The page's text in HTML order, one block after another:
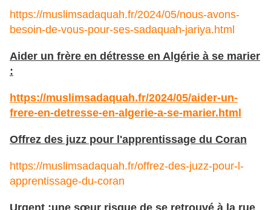
https://muslimsadaquah.fr/2024/05/nous-avons-
besoin-de-vous-pour-ses-sadaquah-jariya.html
Aider un frère en détresse en Algérie à se marier
:
https://muslimsadaquah.fr/2024/05/aider-un-
frere-en-detresse-en-algerie-a-se-marier.html
Offrez des juzz pour l'apprentissage du Coran
https://muslimsadaquah.fr/offrez-des-juzz-pour-l-
apprentissage-du-coran